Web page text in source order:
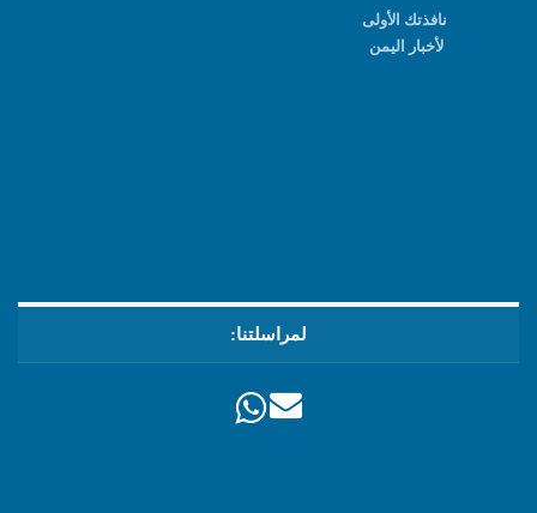
نافذتك الأولى
لأخبار اليمن
لمراسلتنا: